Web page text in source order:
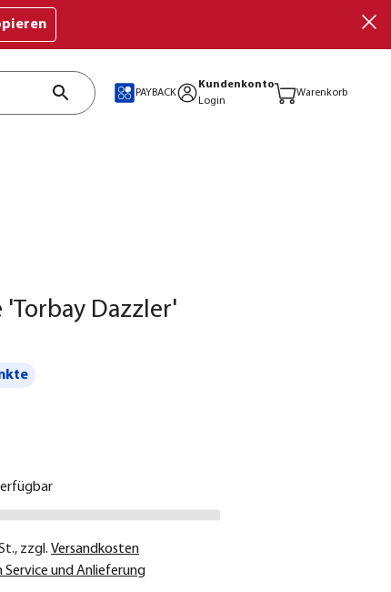
PAYBACK
Kundenkonto
Login
Warenkorb
'Torbay Dazzler'
, zzgl. Versandkosten
Service und Anlieferung